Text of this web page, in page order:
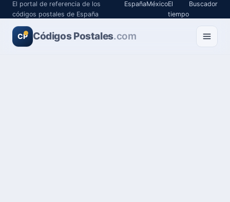
El portal de referencia de los
códigos postales de España
EspañaMéxicoEl
tiempo
Buscador
CP Códigos Postales.com